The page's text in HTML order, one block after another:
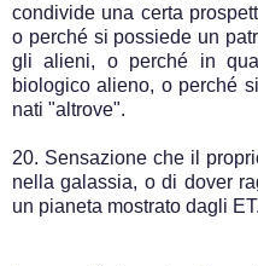
condivide una certa
o perché si possiede un
gli alieni, o perché in
biologico alieno, o perché
nati "altrove".
20. Sensazione che il
nella galassia, o di dover
un pianeta mostrato dagli ET.